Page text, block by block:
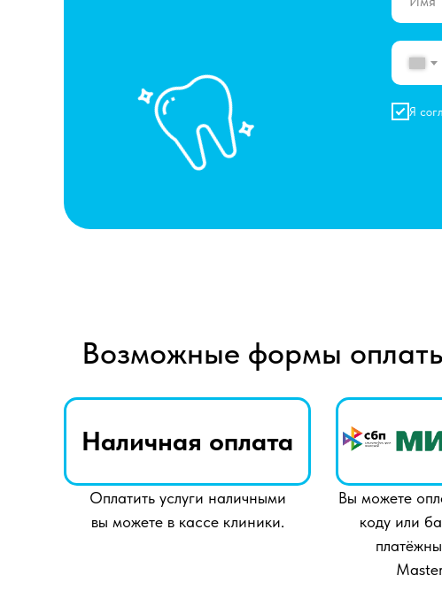
Я
Возможные формы
Вы можете
коду или
Оплатить услуги наличными
вы можете в кассе клиники.
Наличная оплата